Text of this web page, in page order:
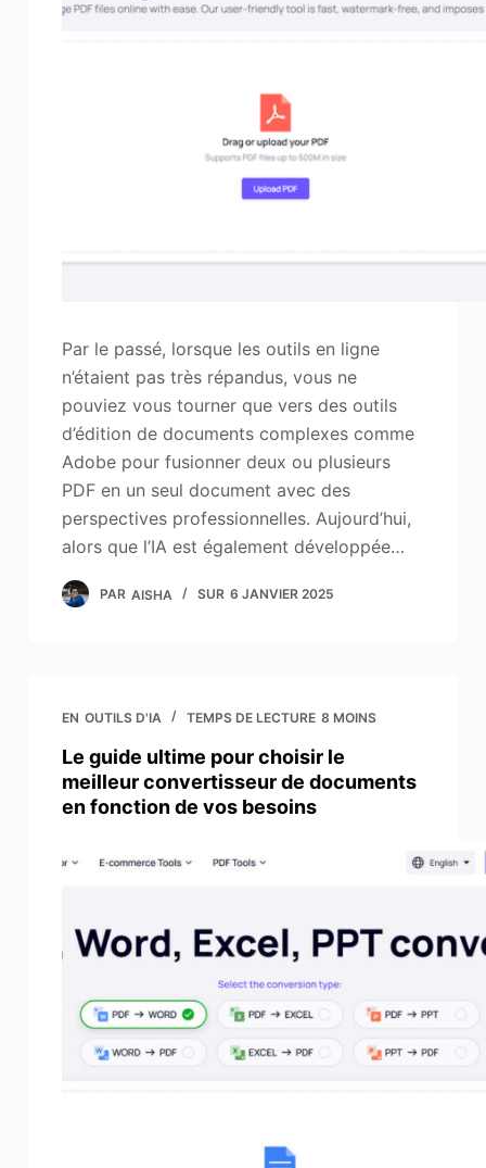
Par le passé, lorsque les outils en ligne
n’étaient pas très répandus, vous ne
pouviez vous tourner que vers des outils
d’édition de documents complexes comme
Adobe pour fusionner deux ou plusieurs
PDF en un seul document avec des
perspectives professionnelles. Aujourd’hui,
alors que l’IA est également développée…
PAR AISHA SUR 6 JANVIER 2025
EN OUTILS D'IA TEMPS DE LECTURE 8 MOINS
Le guide ultime pour choisir le
meilleur convertisseur de documents
en fonction de vos besoins